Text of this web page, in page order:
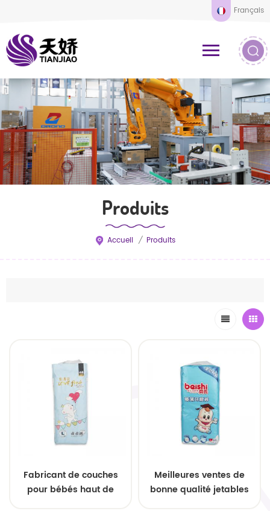
Français
Produits
Accueil / Produits
Fabricant de couches
pour bébés haut de
Meilleures ventes de
bonne qualité jetables